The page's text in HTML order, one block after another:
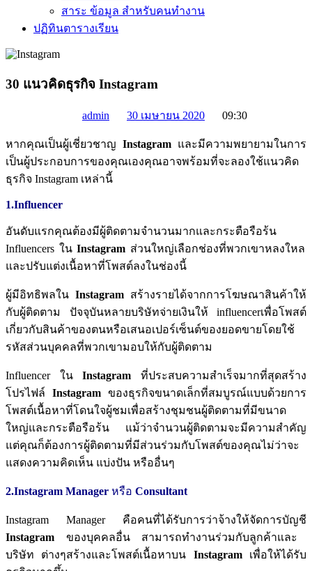
สาระ ข้อมูล สำหรับคนทำงาน
ปฏิทินตารางเรียน
30 แนวคิดธุรกิจ Instagram
admin 30 เมษายน 2020 09:30
หากคุณเป็นผู้เชี่ยวชาญ Instagram และมีความพยายามในการ
เป็นผู้ประกอบการของคุณเองคุณอาจพร้อมที่จะลองใช้แนวคิด
ธุรกิจ Instagram เหล่านี้
1.Influencer
อันดับแรกคุณต้องมีผู้ติดตามจำนวนมากและกระตือรือร้น
Influencers ในInstagram ส่วนใหญ่เลือกช่องที่พวกเขาหลงใหล
และปรับแต่งเนื้อหาที่โพสต์ลงในช่องนี้
ผู้มีอิทธิพลใน Instagram สร้างรายได้จากการโฆษณาสินค้าให้
กับผู้ติดตาม
ปัจจุบันหลายบริษัทจ่ายเงินให้ influencerเพื่อโพสต์
เกี่ยวกับสินค้าของตนหรือเสนอเปอร์เซ็นต์ของยอดขายโดยใช้
รหัสส่วนบุคคลที่พวกเขามอบให้กับผู้ติดตาม
Influencer ในInstagram
ที่ประสบความสำเร็จมากที่สุดสร้าง
โปรไฟล์ Instagram ของธุรกิจขนาดเล็กที่สมบูรณ์แบบด้วยการ
โพสต์เนื้อหาที่โดนใจผู้ชมเพื่อสร้างชุมชนผู้ติดตามที่มีขนาด
ใหญ่และกระตือรือร้น
แม้ว่าจำนวนผู้ติดตามจะมีความสำคัญ
แต่คุณก็ต้องการผู้ติดตามที่มีส่วนร่วมกับโพสต์ของคุณไม่ว่าจะ
แสดงความคิดเห็น แบ่งปัน หรืออื่นๆ
2.Instagram Manager หรือ Consultant
Instagram Manager คือคนที่ได้รับการว่าจ้างให้จัดการบัญชี
Instagram
ของบุคคลอื่น
สามารถทำงานร่วมกับลูกค้าและ
บริษัท
ต่างๆสร้างและโพสต์เนื้อหาบน Instagram เพื่อให้ได้รับ